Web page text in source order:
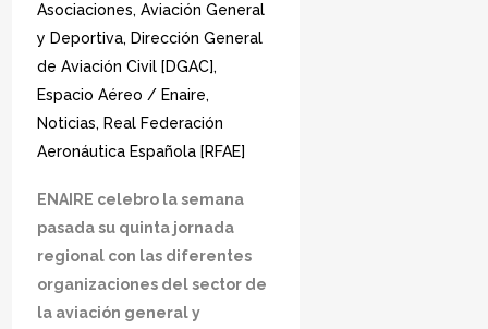
Asociaciones,Aviación General
y Deportiva, Dirección General
de Aviación Civil [DGAC],
Espacio Aéreo / Enaire,
Noticias, Real Federación
Aeronáutica Española [RFAE]
ENAIRE celebro la semana
pasada su quinta jornada
regional con las diferentes
organizaciones del sector de
la aviación general y